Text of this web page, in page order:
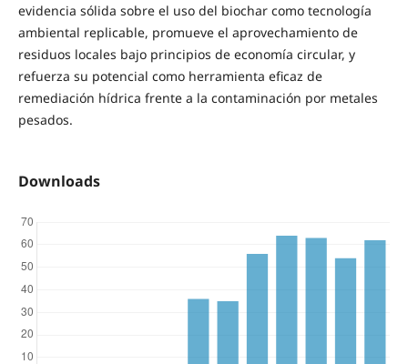
evidencia sólida sobre el uso del biochar como tecnología
ambiental replicable, promueve el aprovechamiento de
residuos locales bajo principios de economía circular, y
refuerza su potencial como herramienta eficaz de
remediación hídrica frente a la contaminación por metales
pesados.
Downloads